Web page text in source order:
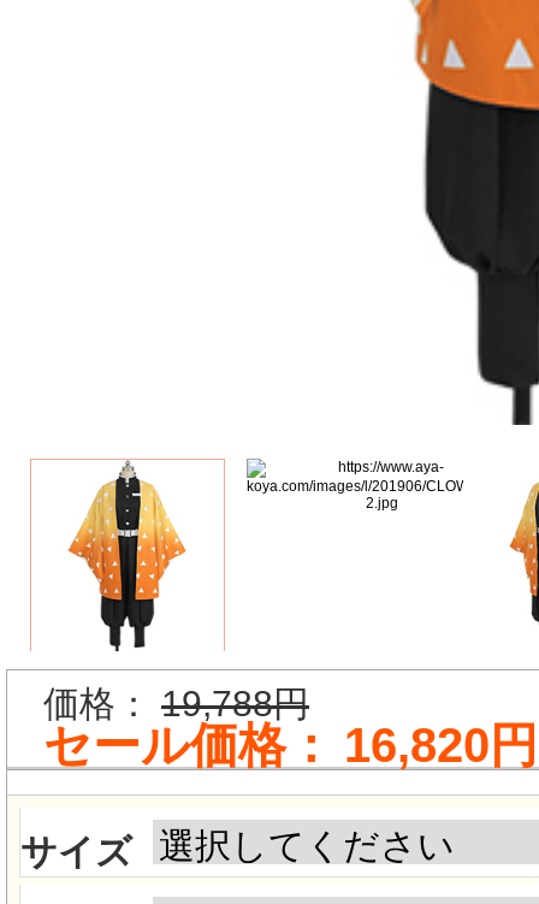
価格： 19,788円
セール価格： 16,820円
サイズ